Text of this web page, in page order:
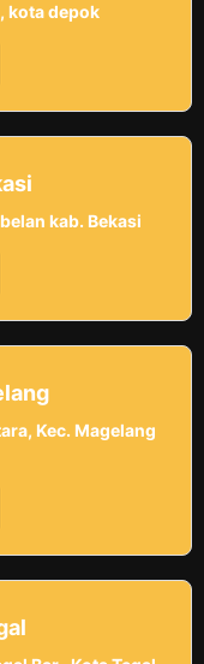
kota depok
kab. Bekasi
Kec. Magelang